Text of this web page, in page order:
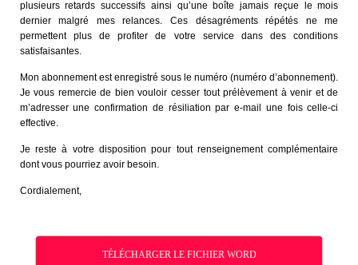
plusieurs retards successifs ainsi qu’une boîte jamais reçue le mois
dernier malgré mes relances. Ces désagréments répétés ne me
permettent plus de profiter de votre service dans des conditions
satisfaisantes.
Mon abonnement est enregistré sous le numéro (numéro d’abonnement).
Je vous remercie de bien vouloir cesser tout prélèvement à venir et de
m’adresser une confirmation de résiliation par e-mail une fois celle-ci
effective.
Je reste à votre disposition pour tout renseignement complémentaire
dont vous pourriez avoir besoin.
Cordialement,
TÉLÉCHARGER LE FICHIER WORD